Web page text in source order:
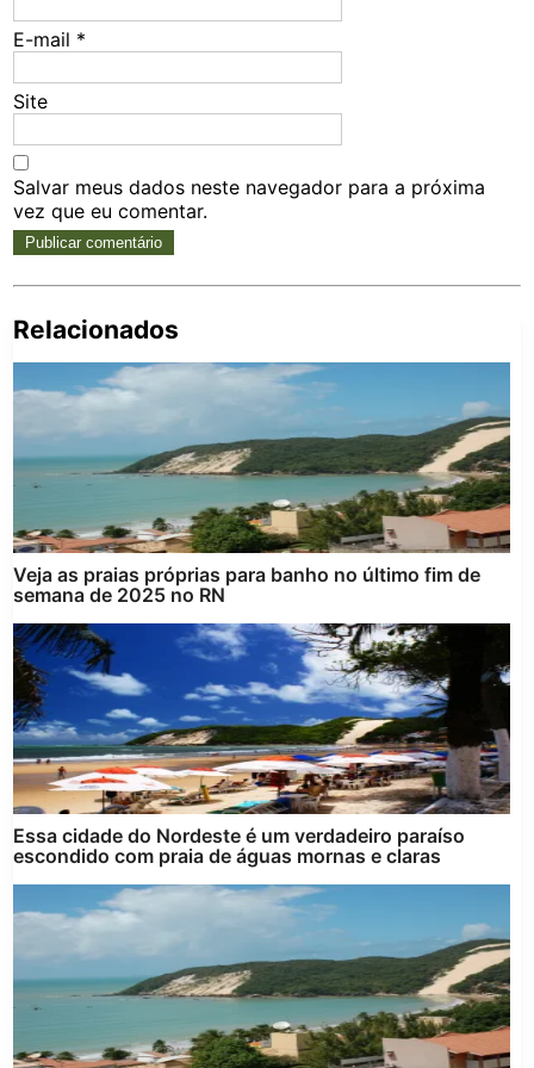
E-mail *
Site
Salvar meus dados neste navegador para a próxima
vez que eu comentar.
Relacionados
Veja as praias próprias para banho no último fim de
semana de 2025 no RN
Essa cidade do Nordeste é um verdadeiro paraíso
escondido com praia de águas mornas e claras